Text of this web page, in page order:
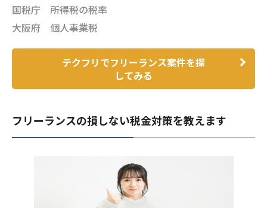
国税庁 所得税の税率
大阪府 個人事業税
テクフリでフリーランス案件を探
してみる
フリーランスの損しない税金対策を教えます